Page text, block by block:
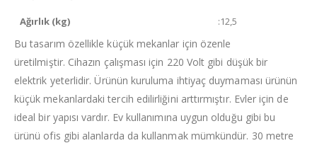
Ağırlık (kg) :12,5
Bu tasarım özellikle küçük mekanlar için özenle
üretilmiştir. Cihazın çalışması için 220 Volt gibi düşük bir
elektrik yeterlidir. Ürünün kuruluma ihtiyaç duymaması ürünün
küçük mekanlardaki tercih edilirliğini arttırmıştır. Evler için de
ideal bir yapısı vardır. Ev kullanımına uygun olduğu gibi bu
ürünü ofis gibi alanlarda da kullanmak mümkündür. 30 metre